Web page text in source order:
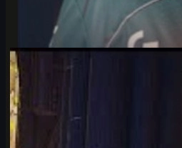
Counter-Strike 2tháng 6 17, 2026
Falcons vs Vitality: Kèo
nóng nhất CS2
Phân tích kèo Falcons vs Vitality tại
2026: câu chuyện karrigan vs ropz,